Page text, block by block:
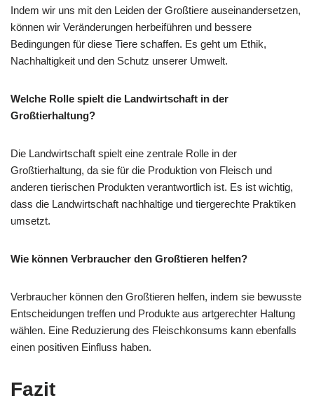
Indem wir uns mit den Leiden der Großtiere auseinandersetzen,
können wir Veränderungen herbeiführen und bessere
Bedingungen für diese Tiere schaffen. Es geht um Ethik,
Nachhaltigkeit und den Schutz unserer Umwelt.
Welche Rolle spielt die Landwirtschaft in der
Großtierhaltung?
Die Landwirtschaft spielt eine zentrale Rolle in der
Großtierhaltung, da sie für die Produktion von Fleisch und
anderen tierischen Produkten verantwortlich ist. Es ist wichtig,
dass die Landwirtschaft nachhaltige und tiergerechte Praktiken
umsetzt.
Wie können Verbraucher den Großtieren helfen?
Verbraucher können den Großtieren helfen, indem sie bewusste
Entscheidungen treffen und Produkte aus artgerechter Haltung
wählen. Eine Reduzierung des Fleischkonsums kann ebenfalls
einen positiven Einfluss haben.
Fazit